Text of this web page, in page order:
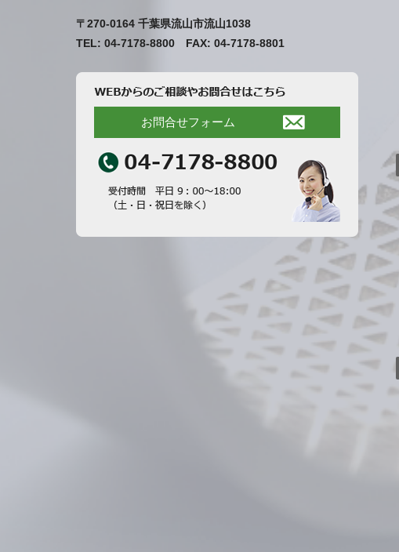
〒270-0164 千葉県流山市流山1038
TEL: 04-7178-8800 FAX: 04-7178-8801
お問合せフォーム